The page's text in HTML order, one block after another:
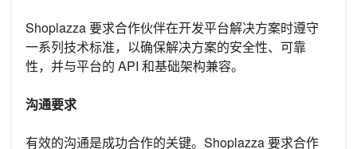
Shoplazza 要求合作伙伴在开发平台解决方案时遵守
一系列技术标准，以确保解决方案的安全性、可靠
性，并与平台的 API 和基础架构兼容。
沟通要求
有效的沟通是成功合作的关键。Shoplazza 要求合作